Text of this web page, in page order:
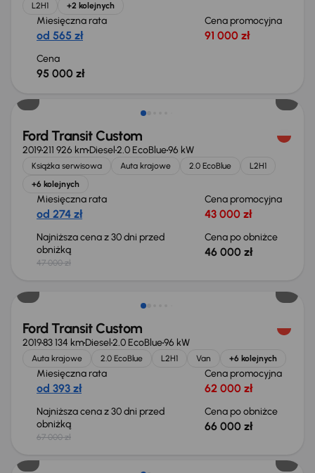
L2H1
+2 kolejnych
Miesięczna rata
od 565 zł
Cena promocyjna
91 000 zł
Cena
95 000 zł
Taniej o 1 000 zł
Ford Transit Custom
2019211 926 kmDiesel2.0 EcoBlue96 kW
Książka serwisowa Auta krajowe 2.0 EcoBlue
L2H1
+6 kolejnych
Miesięczna rata
od 274 zł
Cena promocyjna
43 000 zł
Najniższa cena z 30 dni przed
obniżką
47 000 zł
Cena po obniżce
46 000 zł
Ford Transit Custom
201983 134 kmDiesel2.0 EcoBlue96 kW
Auta krajowe 2.0 EcoBlue L2H1 Van +6 kolejnych
Miesięczna rata
od 393 zł
Cena promocyjna
62 000 zł
Najniższa cena z 30 dni przed
obniżką
67 000 zł
Cena po obniżce
66 000 zł
Taniej o 1 000 zł